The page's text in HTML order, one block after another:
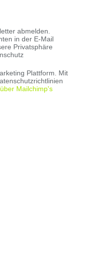
abmelden.
in der E-Mail
Privatsphäre
Plattform. Mit
Mailchimp's